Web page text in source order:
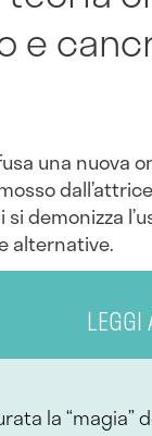
e
una nuova
dall’attrice
si demonizza
alternative.
LEGGI
la “magia”